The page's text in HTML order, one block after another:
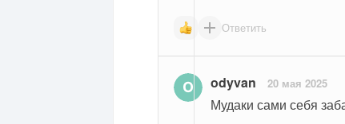
Ответить
odyvan 20 мая 2025
Мудаки сами себя